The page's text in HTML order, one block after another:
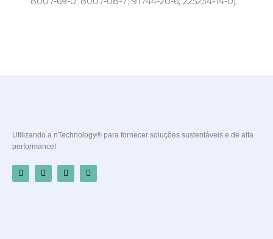
Utilizando a nTechnology® para fornecer soluções sustentáveis e de alta
performance!